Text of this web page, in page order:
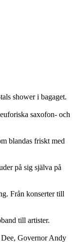
shower i bagaget.
saxofon- och
blandas friskt med
på sig själva på
Från konserter till
till artister.
Dee, Governor Andy